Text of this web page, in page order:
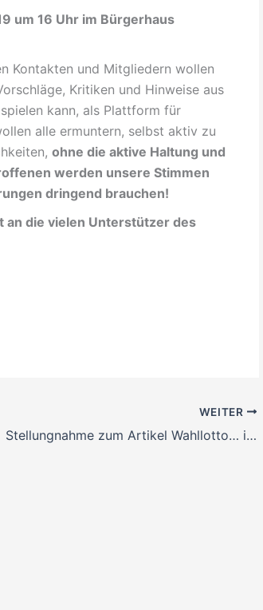
um 16 Uhr im Bürgerhaus
Kontakten und Mitgliedern wollen
Kritiken und Hinweise aus
kann, als Plattform für
alle ermuntern, selbst aktiv zu
ohne die aktive Haltung und
werden unsere Stimmen
dringend brauchen!
an die vielen Unterstützer des
WEITER
Stellungnahme zum Artikel Wahllotto… in den Stuttgarter Nachrichten